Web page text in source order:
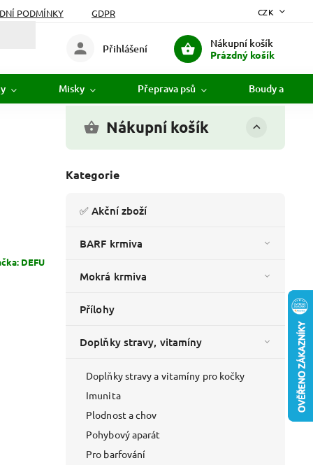
PODMÍNKY GDPR CZK
Nákupní košík
Prázdný košík
Přihlášení
Misky Přeprava psů Boudy a
Nákupní košík
Kategorie
✅ Akční zboží
BARF krmiva
Mokrá krmiva
Přílohy
Doplňky stravy, vitamíny
Doplňky stravy a vitamíny pro kočky
Imunita
Plodnost a chov
Pohybový aparát
Pro barfování
DEFU